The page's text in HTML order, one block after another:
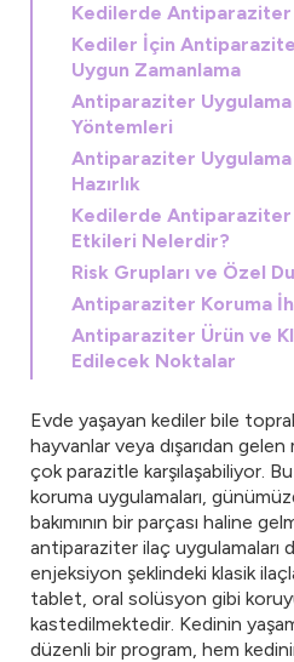
Kedilerde Antiparaziter
Kediler İçin
Uygun Zamanlama
Antiparaziter Uygulama
Yöntemleri
Antiparaziter Uygulama
Hazırlık
Kedilerde Antiparaziter
Etkileri Nelerdir?
Risk Grupları ve Özel
Antiparaziter Koruma
Antiparaziter Ürün ve
Edilecek Noktalar
Evde yaşayan kediler bile
hayvanlar veya dışarıdan gelen
çok parazitle karşılaşabiliyor.
koruma uygulamaları,
bakımının bir parçası haline
antiparaziter ilaç uygulamaları
enjeksiyon şeklindeki klasik
tablet, oral solüsyon gibi
kastedilmektedir. Kedinin
düzenli bir program, hem